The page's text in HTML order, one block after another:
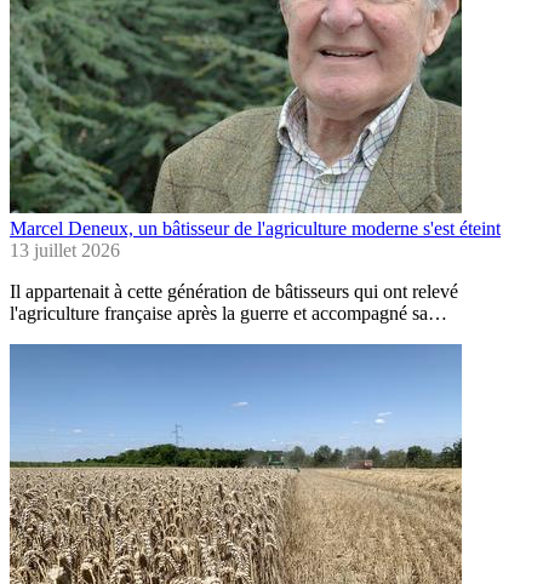
Marcel Deneux, un bâtisseur de l'agriculture moderne s'est éteint
13 juillet 2026
Il appartenait à cette génération de bâtisseurs qui ont relevé
l'agriculture française après la guerre et accompagné sa…